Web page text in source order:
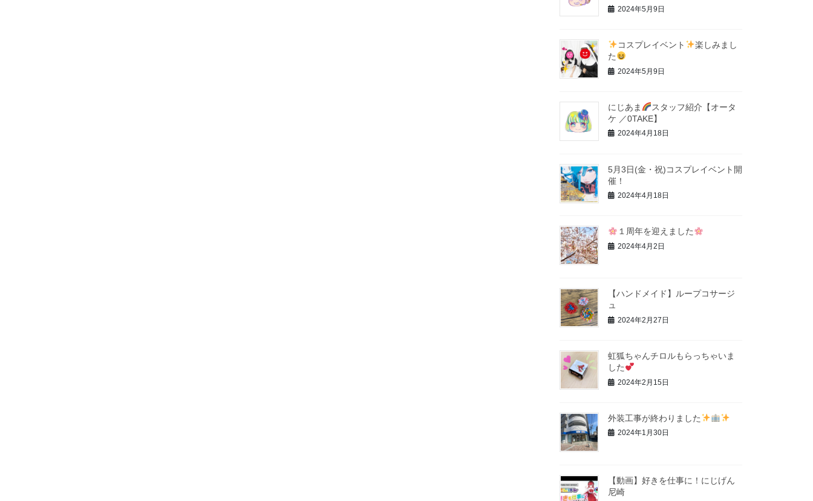
2024年5月9日
コスプレイベント
楽しみまし
た
2024年5月9日
にじあま
スタッフ紹介【オータ
ケ ／0TAKE】
2024年4月18日
5月3日(金・祝)コスプレイベント開
催！
2024年4月18日
１周年を迎えました
2024年4月2日
【ハンドメイド】ループコサージ
ュ
2024年2月27日
虹狐ちゃんチロルもらっちゃいま
した
2024年2月15日
外装工事が終わりました
2024年1月30日
【動画】好きを仕事に！にじげん
尼崎